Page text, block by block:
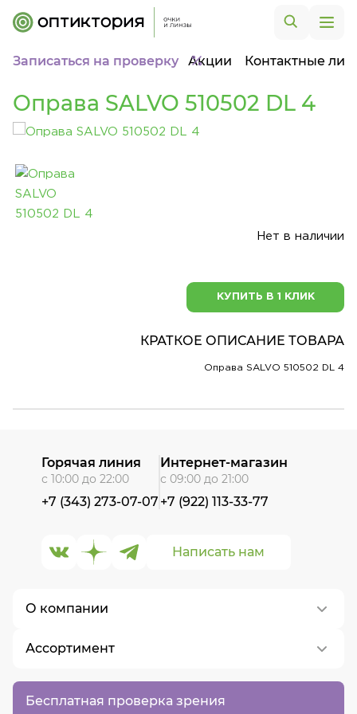
Записаться на проверку Акции Контактные
Оправа SALVO 510502 DL 4
Нет в наличии
КУПИТЬ В 1 КЛИК
КРАТКОЕ ОПИСАНИЕ ТОВАРА
Оправа SALVO 510502 DL 4
Бесплатная проверка зрения
О компании
О нас
Контакты
Вакансии
Ассортимент
Написать нам
Горячая линия
с 10:00 до 22:00
+7 (343) 273-07-07
Интернет-магазин
с 09:00 до 21:00
+7 (922) 113-33-77